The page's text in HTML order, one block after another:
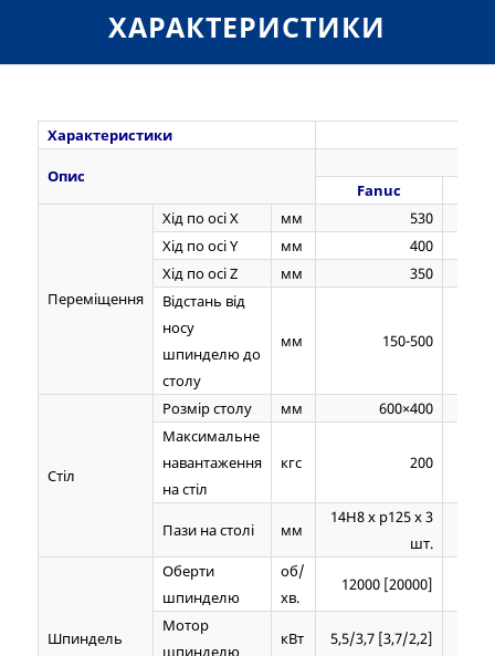
ХАРАКТЕРИСТИКИ
Характеристики
Опис
Fanuc
Переміщення
Хід по осі Х мм
530
Хід по осі Y
мм
400
Хід по осі Z
мм
350
Відстань від
носу
шпинделю до
столу
мм 150-500
Стіл
Розмір столу мм
600×400
Максимальне
навантаження
на стіл
кгс 200
Пази на столі мм
14Н8 х р125 х 3
шт.
Шпиндель
Оберти
шпинделю
об/
хв.
12000 [20000]
Мотор
шпинделю
кВт 5,5/3,7 [3,7/2,2]